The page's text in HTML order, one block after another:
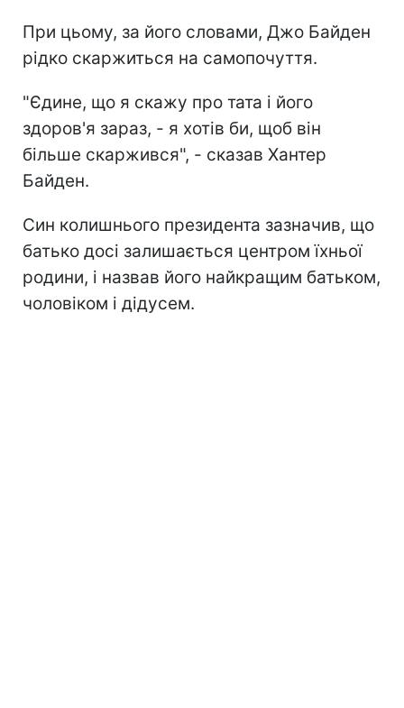
При цьому, за його словами, Джо Байден
рідко скаржиться на самопочуття.
"Єдине, що я скажу про тата і його
здоров'я зараз, - я хотів би, щоб він
більше скаржився", - сказав Хантер
Байден.
Син колишнього президента зазначив, що
батько досі залишається центром їхньої
родини, і назвав його найкращим батьком,
чоловіком і дідусем.